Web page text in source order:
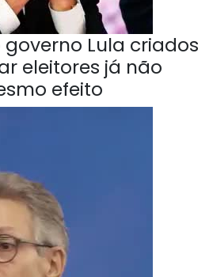
Lula criados
eleitores já não
efeito